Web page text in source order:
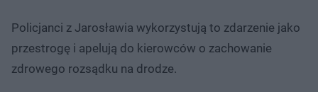
Policjanci z Jarosławia wykorzystują to zdarzenie jako
przestrogę i apelują do kierowców o zachowanie
zdrowego rozsądku na drodze.